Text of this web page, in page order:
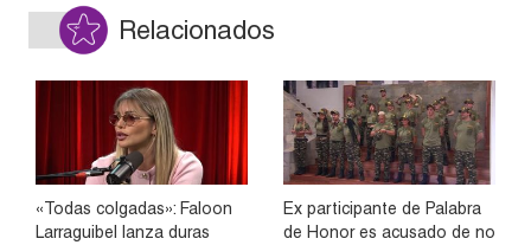
Relacionados
«Todas colgadas»: Faloon
Larraguibel lanza duras
Ex participante de Palabra
de Honor es acusado de no